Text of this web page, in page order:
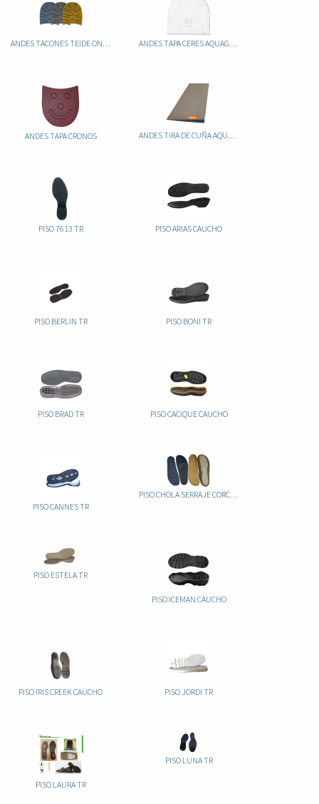
ANDES TACONES TEIDE ONEGRIP ANDES TAPA CERES AQUAGRIP
ANDES TAPA CRONOS
PISO 7613 TR PISO ARIAS CAUCHO
PISO BERLIN TR PISO BONI TR
PISO BRAD TR PISO CACIQUE CAUCHO
PISO CANNES TR
PISO ESTELA TR
PISO ICEMAN CAUCHO
PISO IRIS CREEK CAUCHO PISO JORDI TR
PISO LAURA TR
PISO LUNA TR